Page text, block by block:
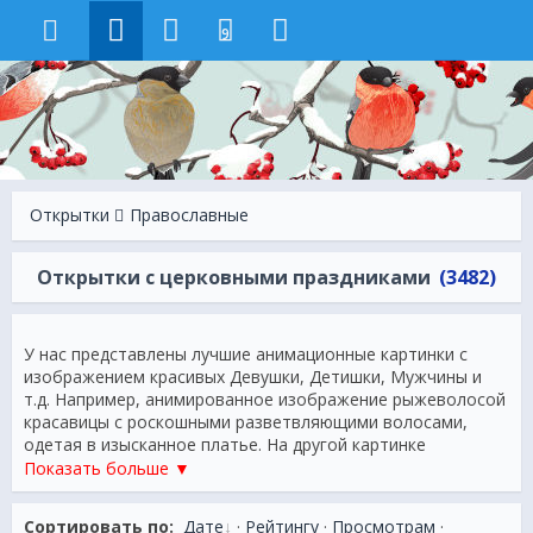
9
Открытки Православные
Открытки с церковными праздниками (3482)
У нас представлены лучшие анимационные картинки с
изображением красивых Девушки, Детишки, Мужчины и
т.д. Например, анимированное изображение рыжеволосой
красавицы с роскошными разветвляющими волосами,
одетая в изысканное платье. На другой картинке
изображена страстная брюнетка в кожаной одежде,
которая красиво переливается. Третья картинка
Показать больше ▼
Сортировать по: Дате · Рейтингу · Просмотрам ·